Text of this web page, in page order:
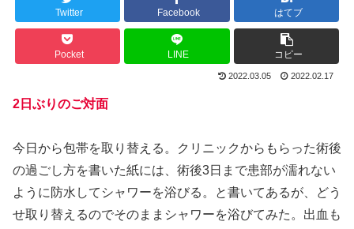
Twitter Facebook はてブ
Pocket LINE コピー
2022.03.05 2022.02.17
2日ぶりのご対面
今日から包帯を取り替える。クリニックからもらった術後
の過ごし方を書いた紙には、術後3日まで患部が濡れない
ように防水してシャワーを浴びる。と書いてあるが、どう
せ取り替えるのでそのままシャワーを浴びてみた。出血も